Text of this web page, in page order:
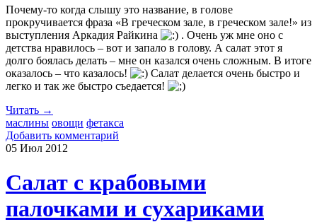
Почему-то когда слышу это название, в голове
прокручивается фраза «В греческом зале, в греческом зале!» из
выступления Аркадия Райкина
. Очень уж мне оно с
детства нравилось – вот и запало в голову. А салат этот я
долго боялась делать – мне он казался очень сложным. В итоге
оказалось – что казалось!
Салат делается очень быстро и
легко и так же быстро съедается!
Читать →
маслины овощи фетакса
Добавить комментарий
05 Июл 2012
Салат с крабовыми
палочками и сухариками